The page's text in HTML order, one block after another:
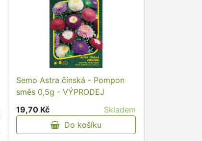
Semo Astra čínská - Pompon
směs 0,5g - VÝPRODEJ
19,70 Kč
Skladem
Do košíku